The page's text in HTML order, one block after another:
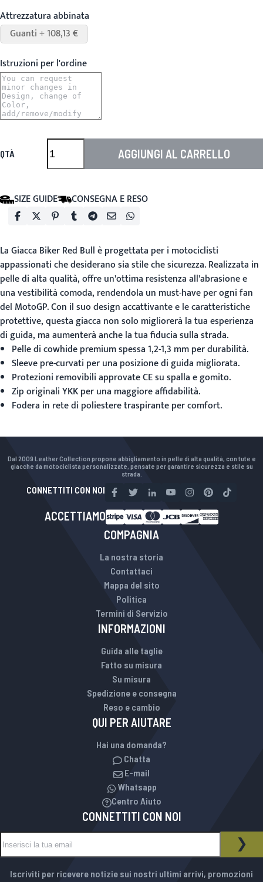
Attrezzatura abbinata
Guanti + 108,13 €
Istruzioni per l'ordine
QTÀ AGGIUNGI AL CARRELLO
SIZE GUIDE CONSEGNA E RESO
LaGiacca Biker Red Bullè progettata per i motociclisti
appassionati che desiderano sia stile che sicurezza. Realizzata in
pelle di alta qualità, offre un'ottima resistenza all'abrasione e
una vestibilità comoda, rendendola un must-have per ogni fan
del MotoGP. Con il suo design accattivante e le caratteristiche
protettive, questa giacca non solo migliorerà la tua esperienza
di guida, ma aumenterà anche la tua fiducia sulla strada.
Pelle di cowhide premium spessa 1,2-1,3 mm per durabilità.
Sleeve pre-curvati per una posizione di guida migliorata.
Protezioni removibili approvate CE su spalla e gomito.
Zip originali YKK per una maggiore affidabilità.
Fodera in rete di poliestere traspirante per comfort.
Dal 2009 Leather Collection propone abbigliamento in pelle di alta qualità, con tute e
giacche da motociclista personalizzate, pensate per garantire sicurezza e stile su
strada.
CONNETTITI CON NOI
ACCETTIAMO
COMPAGNIA
La nostra storia
Contattaci
Mappa del sito
Politica
Termini di Servizio
INFORMAZIONI
Guida alle taglie
Fatto su misura
Su misura
Spedizione e consegna
Reso e cambio
QUI PER AIUTARE
Hai una domanda?
Chatta
E-mail
Whatsapp
Centro Aiuto
CONNETTITI CON NOI
NEWSLETTER
Iscriviti per ricevere notizie sui nostri ultimi arrivi, promozioni